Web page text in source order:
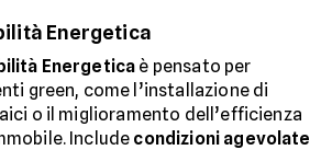
Energetica
Energetica è pensato per
green, come l’installazione di
o il miglioramento dell’efficienza
Include condizioni agevolate